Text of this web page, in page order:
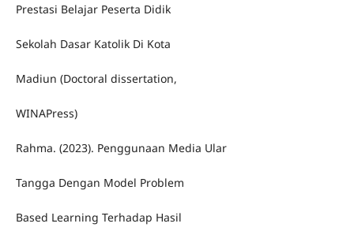
Prestasi Belajar Peserta Didik
Sekolah Dasar Katolik Di Kota
Madiun (Doctoral dissertation,
WINAPress)
Rahma. (2023). Penggunaan Media Ular
Tangga Dengan Model Problem
Based Learning Terhadap Hasil